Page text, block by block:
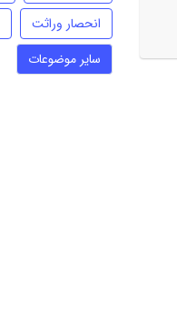
انحصار وراثت
سایر موضوعات